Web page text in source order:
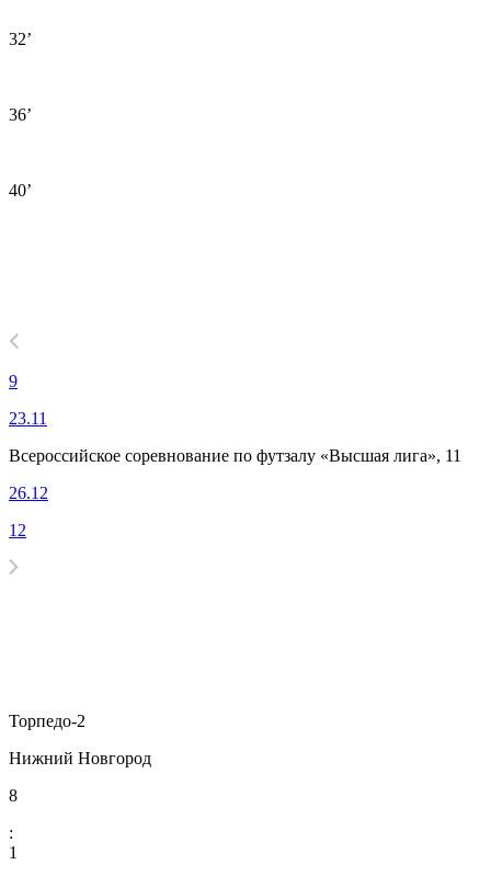
32’
36’
40’
9
23.11
Всероссийское соревнование по футзалу «Высшая лига», 11
26.12
12
Торпедо-2
Нижний Новгород
8
:
1